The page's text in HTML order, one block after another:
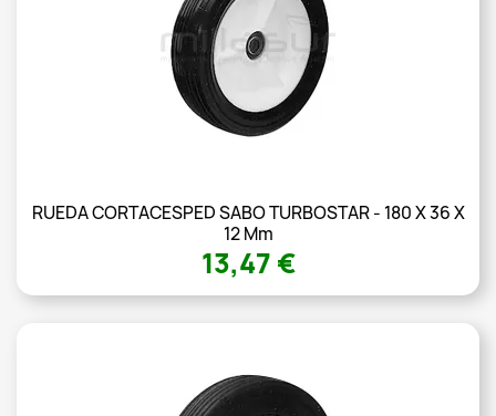
RUEDA CORTACESPED SABO TURBOSTAR - 180 X 36 X
12 Mm
13,47 €